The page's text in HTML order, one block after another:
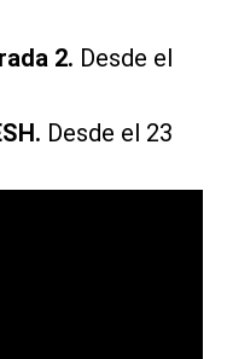
2. Desde el
Desde el 23